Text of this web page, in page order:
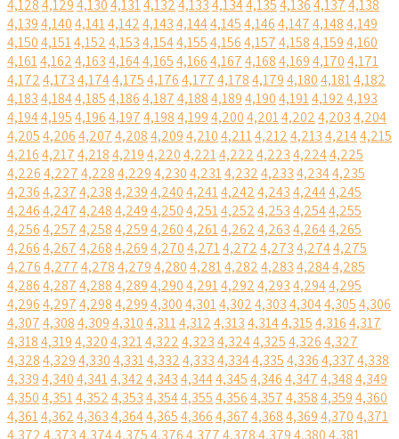
4,1284,1294,1304,1314,1324,1334,1344,1354,1364,1374,138
4,1394,1404,1414,1424,1434,1444,1454,1464,1474,1484,149
4,1504,1514,1524,1534,1544,1554,1564,1574,1584,1594,160
4,1614,1624,1634,1644,1654,1664,1674,1684,1694,1704,171
4,1724,1734,1744,1754,1764,1774,1784,1794,1804,1814,182
4,1834,1844,1854,1864,1874,1884,1894,1904,1914,1924,193
4,1944,1954,1964,1974,1984,1994,2004,2014,2024,2034,204
4,2054,2064,2074,2084,2094,2104,2114,2124,2134,2144,215
4,2164,2174,2184,2194,2204,2214,2224,2234,2244,225
4,2264,2274,2284,2294,2304,2314,2324,2334,2344,235
4,2364,2374,2384,2394,2404,2414,2424,2434,2444,245
4,2464,2474,2484,2494,2504,2514,2524,2534,2544,255
4,2564,2574,2584,2594,2604,2614,2624,2634,2644,265
4,2664,2674,2684,2694,2704,2714,2724,2734,2744,275
4,2764,2774,2784,2794,2804,2814,2824,2834,2844,285
4,2864,2874,2884,2894,2904,2914,2924,2934,2944,295
4,2964,2974,2984,2994,3004,3014,3024,3034,3044,3054,306
4,3074,3084,3094,3104,3114,3124,3134,3144,3154,3164,317
4,3184,3194,3204,3214,3224,3234,3244,3254,3264,327
4,3284,3294,3304,3314,3324,3334,3344,3354,3364,3374,338
4,3394,3404,3414,3424,3434,3444,3454,3464,3474,3484,349
4,3504,3514,3524,3534,3544,3554,3564,3574,3584,3594,360
4,3614,3624,3634,3644,3654,3664,3674,3684,3694,3704,371